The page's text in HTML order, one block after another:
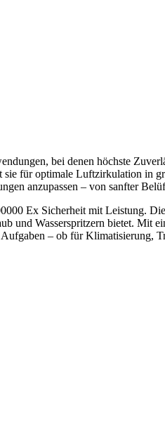
bei denen höchste
für optimale Luftzirkulation in
anzupassen – von sanfter
Ex Sicherheit mit Leistung.
und Wasserspritzern bietet. Mit
– ob für Klimatisierung,